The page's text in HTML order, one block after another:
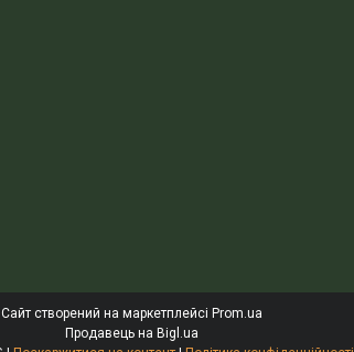
Сайт створений на маркетплейсі Prom.ua
Продавець на Bigl.ua